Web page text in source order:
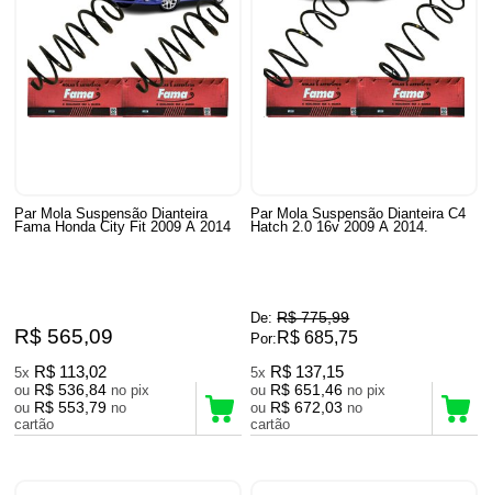
Par Mola Suspensão Dianteira
Fama Honda City Fit 2009 A 2014
R$ 565,09
5x R$ 113,02
ou R$ 536,84
no pix
ou R$ 553,79 no
cartão
Par Mola Suspensão Dianteira C4
Hatch 2.0 16v 2009 A 2014.
De: R$ 775,99
Por: R$ 685,75
5x R$ 137,15
ou R$ 651,46
no pix
ou R$ 672,03 no
cartão